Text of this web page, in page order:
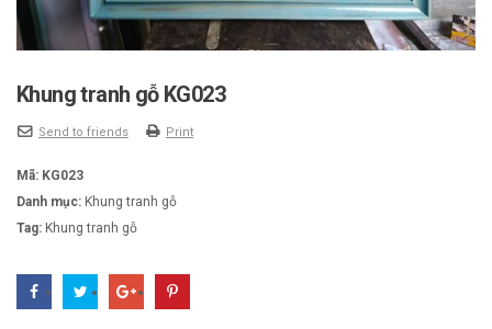
Khung tranh gỗ KG023
Send to friends Print
Mã: KG023
Danh mục: Khung tranh gỗ
Tag: Khung tranh gỗ